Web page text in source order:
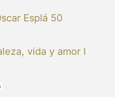
Esplá 50
vida y amor I